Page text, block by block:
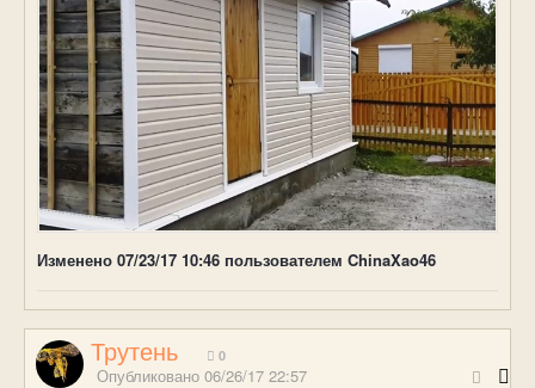
Изменено 07/23/17 10:46 пользователем ChinaXao46
Трутень 0
Опубликовано 06/26/17 22:57